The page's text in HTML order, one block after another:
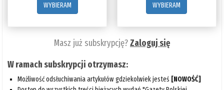
WYBIERAM
WYBIERAM
Masz już subskrypcję?Zaloguj się
W ramach subskrypcji otrzymasz:
Możliwość odsłuchiwania artykułów gdziekolwiek jesteś [NOWOŚĆ]